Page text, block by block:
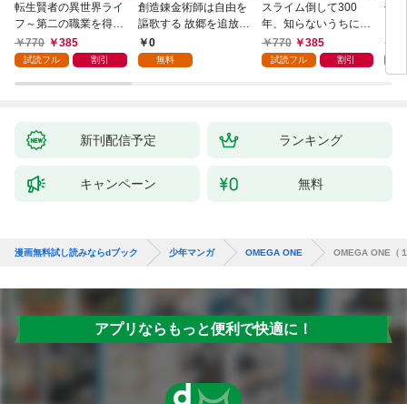
転生賢者の異世界ライ
フ～第二の職業を得
て、世界最強になりま
した～ 1巻
770 385
試読フル 割引
創造錬金術師は自由を
謳歌する 故郷を追放さ
れたら、魔王のお膝元
で超絶効果のマジック
0
無料
スライム倒して300
年、知らないうちにレ
ベルMAXになってまし
た 1巻
770 385
試読フル 割引
信
新刊配信予定 ランキング
キャンペーン 無料
漫画無料試し読みならdブック 少年マンガ OMEGA ONE OMEGA ONE（
アプリならもっと便利で快適に！